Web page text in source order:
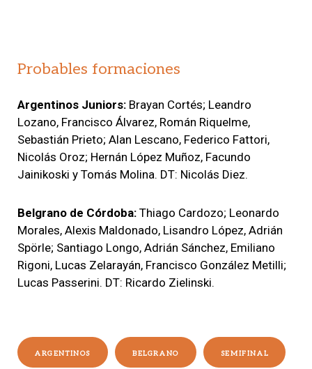
Probables formaciones
Argentinos Juniors: Brayan Cortés; Leandro
Lozano, Francisco Álvarez, Román Riquelme,
Sebastián Prieto; Alan Lescano, Federico Fattori,
Nicolás Oroz; Hernán López Muñoz, Facundo
Jainikoski y Tomás Molina. DT: Nicolás Diez.
Belgrano de Córdoba: Thiago Cardozo; Leonardo
Morales, Alexis Maldonado, Lisandro López, Adrián
Spörle; Santiago Longo, Adrián Sánchez, Emiliano
Rigoni, Lucas Zelarayán, Francisco González Metilli;
Lucas Passerini. DT: Ricardo Zielinski.
ARGENTINOS BELGRANO SEMIFINAL